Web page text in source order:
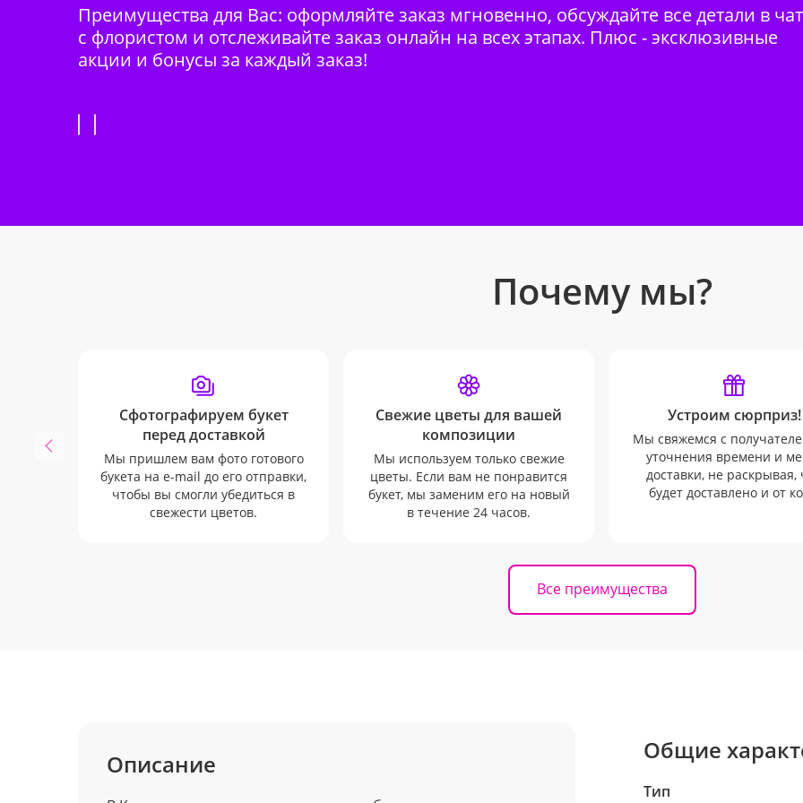
Преимущества для Вас: оформляйте заказ мгновенно, обсуждайте все детали в
с флористом и отслеживайте заказ онлайн на всех этапах. Плюс - эксклюзивные
акции и бонусы за каждый заказ!
Почему мы?
Сфотографируем букет
перед доставкой
Мы пришлем вам фото готового
букета на e-mail до его отправки,
чтобы вы смогли убедиться в
свежести цветов.
Свежие цветы для вашей
композиции
Мы используем только свежие
цветы. Если вам не понравится
букет, мы заменим его на новый
в течение 24 часов.
Устроим сюрприз!
Мы свяжемся с
уточнения времени и
доставки, не раскрывая,
будет доставлено и от
Все преимущества
Описание Общие
Тип